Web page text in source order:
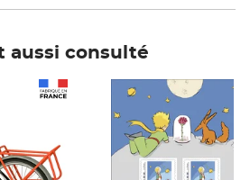
aussi consulté
Prix 7,50€